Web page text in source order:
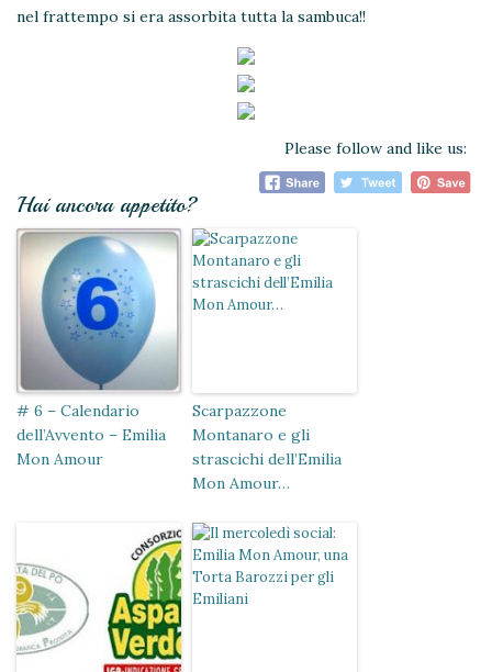
nel frattempo si era assorbita tutta la sambuca!!
Please follow and like us:
Hai ancora appetito?
# 6 – Calendario
dell’Avvento – Emilia
Mon Amour
Scarpazzone
Montanaro e gli
strascichi dell’Emilia
Mon Amour…